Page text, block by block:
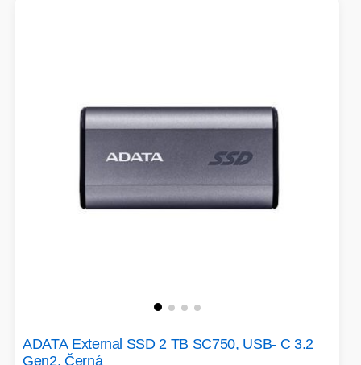
ADATA External SSD 2 TB SC750, USB- C 3.2
Gen2, Černá